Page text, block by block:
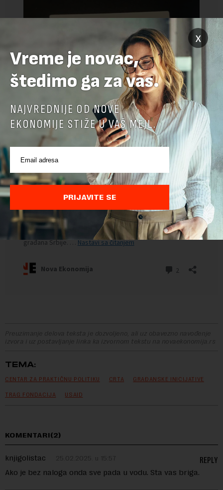
Preuzimanje delova teksta je dozvoljeno, ali uz obavezno navođenje
izvora i uz postavljanje linka ka izvornom tekstu na novaekonomija.rs
TEMA:
CENTAR ZA PRAKTIČNU POLITIKU CRTA GRAĐANSKE INICIJATIVE
TRAG FONDACIJA USAID
KOMENTARI(2)
knjigolistac 25.02.2025. u 15:57
Ako je bez naloga onda sve pada u vodu. Sta vas briga.
REPLY
x
Vreme je novac,
štedimo ga za vas.
NAJVREDNIJE OD NOVE
EKONOMIJE STIŽE U VAŠ MEJL.
PRIJAVITE SE